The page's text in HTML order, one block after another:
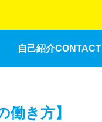
自己紹介CONTACT
働き方】